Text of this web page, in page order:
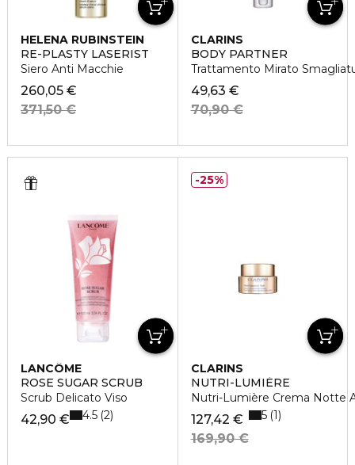
HELENA RUBINSTEIN
RE-PLASTY LASERIST
Siero Anti Macchie
260,05 €
371,50 €
CLARINS
BODY PARTNER
Trattamento Mirato
49,63 €
70,90 €
LANCÔME
ROSE SUGAR SCRUB
Scrub Delicato Viso
42,90 € 4.5 2
CLARINS
NUTRI-LUMIÈRE
Nutri-Lumière Crema Notte
127,42 €
169,90 €
5 1
25%